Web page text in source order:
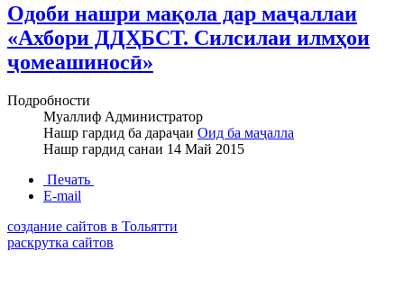
Одоби нашри мақола дар маҷаллаи
«Ахбори ДДҲБСТ. Силсилаи илмҳои
ҷомеашиносӣ»
Подробности
Муаллиф Администратор
Нашр гардид ба дараҷаи Оид ба маҷалла
Нашр гардид санаи 14 Май 2015
Печать
E-mail
создание сайтов в Тольятти
раскрутка сайтов